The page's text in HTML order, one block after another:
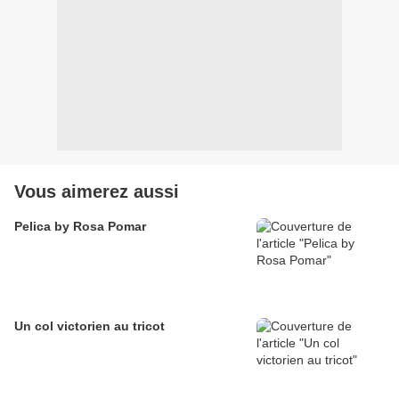
Vous aimerez aussi
Pelica by Rosa Pomar
Un col victorien au tricot